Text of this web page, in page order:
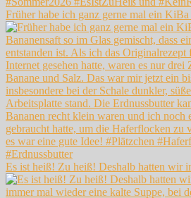
Früher habe ich ganz gerne mal ein KiBa
Es ist heiß! Zu heiß! Deshalb hatten wir